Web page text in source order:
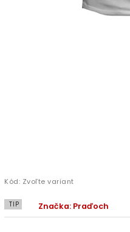
Kód: Zvoľte variant
TIP Značka: Praďoch